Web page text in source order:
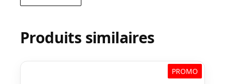
Produits similaires
PROMO